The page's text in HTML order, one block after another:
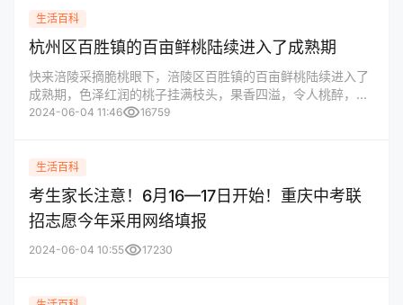
生活百科
杭州区百胜镇的百亩鲜桃陆续进入了成熟期
快来涪陵采摘脆桃眼下，涪陵区百胜镇的百亩鲜桃陆续进入了
成熟期，色泽红润的桃子挂满枝头，果香四溢，令人桃醉，许
多游客特地前来，抢
2024-06-04 11:46visibility16759
生活百科
考生家长注意！6月16—17日开始！重庆中考联
招志愿今年采用网络填报
2024-06-04 10:55visibility17230